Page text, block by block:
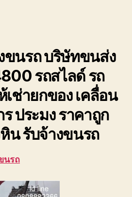
เพชร
ประจ
ขนรถ บริษัทขนส่ง
รถสไลด์ รถ
เช่ายกของ เคลื่อน
ประมง ราคาถูก
น รับจ้างขนรถ
นรถ